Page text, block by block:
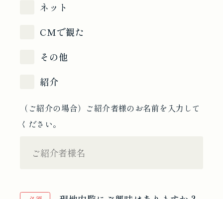
ネット
CMで観た
その他
紹介
（ご紹介の場合）ご紹介者様のお名前を入力して
ください。